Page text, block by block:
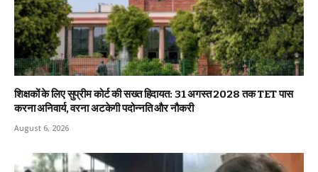
शिक्षकों के लिए सुप्रीम कोर्ट की सख्त हिदायत: 31 अगस्त 2028 तक TET पास
करना अनिवार्य, वरना अटकेगी पदोन्नति और नौकरी
August 6, 2026